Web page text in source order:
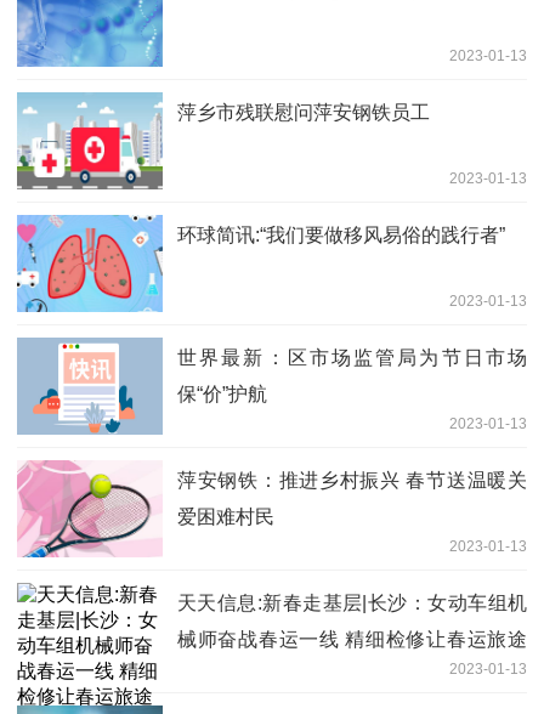
2023-01-13
萍乡市残联慰问萍安钢铁员工
2023-01-13
环球简讯:“我们要做移风易俗的践行者”
2023-01-13
世界最新：区市场监管局为节日市场
保“价”护航
2023-01-13
萍安钢铁：推进乡村振兴 春节送温暖关
爱困难村民
2023-01-13
天天信息:新春走基层|长沙：女动车组机
械师奋战春运一线 精细检修让春运旅途
2023-01-13